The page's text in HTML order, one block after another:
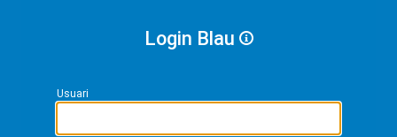
Login Blau
Usuari